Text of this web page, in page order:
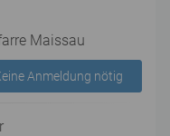
Maissau
Anmeldung nötig